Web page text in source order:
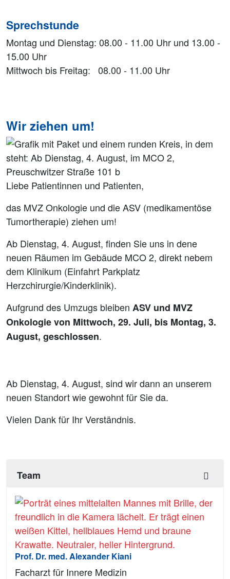
Sprechstunde
Montag und Dienstag: 08.00 - 11.00 Uhr und 13.00 -
15.00 Uhr
Mittwoch bis Freitag: 08.00 - 11.00 Uhr
Wir ziehen um!
Liebe Patientinnen und Patienten,
das MVZ Onkologie und die ASV (medikamentöse
Tumortherapie) ziehen um!
Ab Dienstag, 4. August, finden Sie uns in dene
neuen Räumen im Gebäude MCO 2, direkt nebem
dem Klinikum (Einfahrt Parkplatz
Herzchirurgie/Kinderklinik).
Aufgrund des Umzugs bleiben ASV und MVZ
Onkologie von Mittwoch, 29. Juli, bis Montag, 3.
August, geschlossen.
Ab Dienstag, 4. August, sind wir dann an unserem
neuen Standort wie gewohnt für Sie da.
Vielen Dank für Ihr Verständnis.
Team
Prof. Dr. med. Alexander Kiani
Facharzt für Innere Medizin